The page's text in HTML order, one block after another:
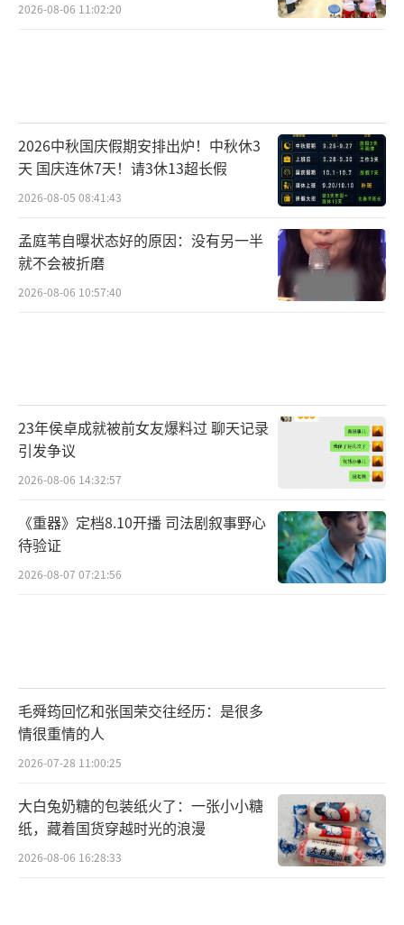
2026-08-06 11:02:20
2026中秋国庆假期安排出炉！中秋休3
天 国庆连休7天！请3休13超长假
2026-08-05 08:41:43
孟庭苇自曝状态好的原因：没有另一半
就不会被折磨
2026-08-06 10:57:40
23年侯卓成就被前女友爆料过 聊天记录
引发争议
2026-08-06 14:32:57
《重器》定档8.10开播 司法剧叙事野心
待验证
2026-08-07 07:21:56
毛舜筠回忆和张国荣交往经历：是很多
情很重情的人
2026-07-28 11:00:25
大白兔奶糖的包装纸火了：一张小小糖
纸，藏着国货穿越时光的浪漫
2026-08-06 16:28:33